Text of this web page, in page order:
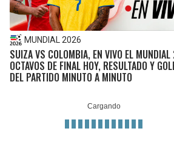
MUNDIAL 2026
SUIZA VS COLOMBIA, EN VIVO EL
OCTAVOS DE FINAL HOY, RESULTADO Y
DEL PARTIDO MINUTO A MINUTO